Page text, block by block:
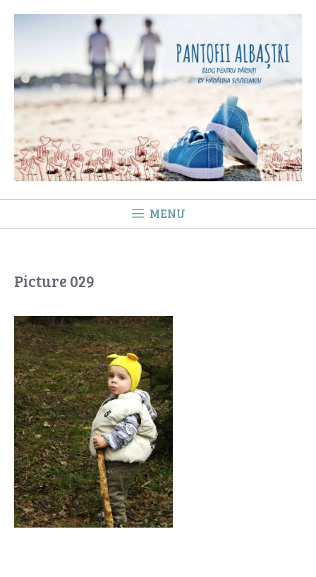
Sari
MENU
Picture 029